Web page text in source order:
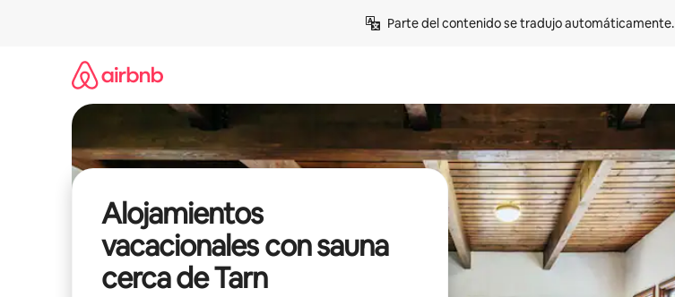
Parte del contenido se tradujo automáticamente.
Alojamientos
vacacionales con sauna
cerca de Tarn